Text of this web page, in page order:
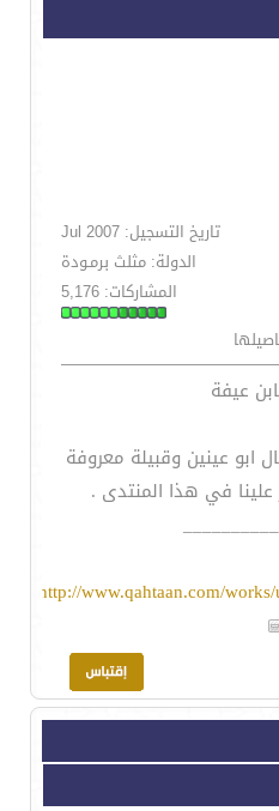
تاريخ التسجيل: Jul 2007
الدولة: مثلث برمـودة
المشاركات: 5,176
عيفة
ابو عينين وقبيلة معروفة
في هذا المنتدى .
http://www.qahtaan.com/